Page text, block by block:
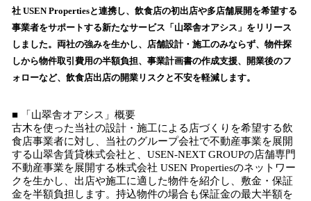
込
み
中
で
す
社 USEN Propertiesと連携し、飲食店の初出店や多店舗展開を希望する
事業者をサポートする新たなサービス「山翠舎オアシス」をリリース
しました。両社の強みを生かし、店舗設計・施工のみならず、物件探
しから物件取引費用の半額負担、事業計画書の作成支援、開業後のフ
ォローなど、飲食店出店の開業リスクと不安を軽減します。
■ 「山翠舎オアシス」概要
古木を使った当社の設計・施工による店づくりを希望する飲
食店事業者に対し、当社のグループ会社で不動産事業を展開
する山翠舎賃貸株式会社と、USEN-NEXT GROUPの店舗専門
不動産事業を展開する株式会社 USEN Propertiesのネットワー
クを生かし、出店や施工に適した物件を紹介し、敷金・保証
金を半額負担します。持込物件の場合も保証金の最大半額を